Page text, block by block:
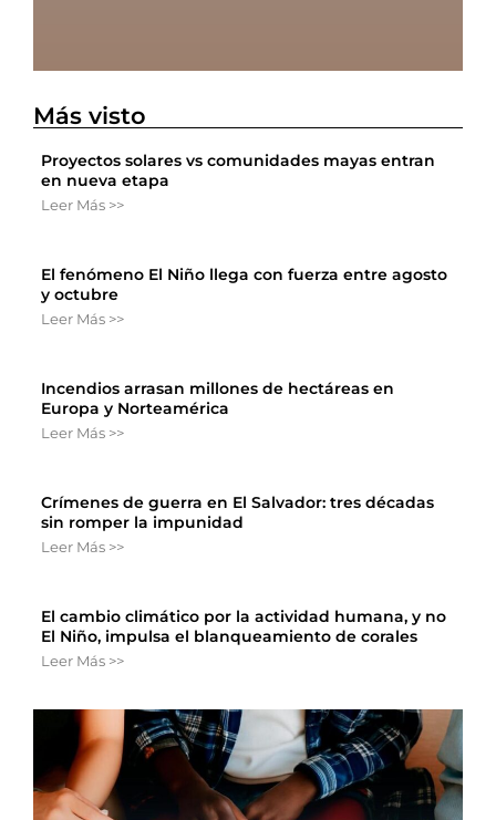
Más visto
Proyectos solares vs comunidades mayas entran
en nueva etapa
Leer Más >>
El fenómeno El Niño llega con fuerza entre agosto
y octubre
Leer Más >>
Incendios arrasan millones de hectáreas en
Europa y Norteamérica
Leer Más >>
Crímenes de guerra en El Salvador: tres décadas
sin romper la impunidad
Leer Más >>
El cambio climático por la actividad humana, y no
El Niño, impulsa el blanqueamiento de corales
Leer Más >>